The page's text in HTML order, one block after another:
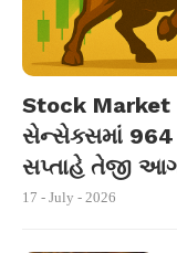
Stock Market
સેન્સેક્સમાં 964
સપ્તાહે તેજી
17 - July - 2026